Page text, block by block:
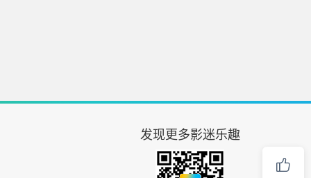
发现更多影迷乐趣